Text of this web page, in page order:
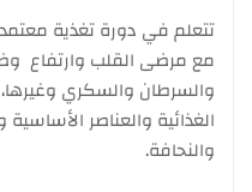
تتعلم في دورة تغذية
مع مرضى القلب وارتفاع
والسرطان والسكري
الغذائية والعناصر
والنحافة.